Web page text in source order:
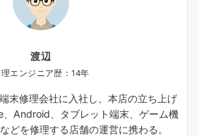
渡辺
エンジニア歴：14年
末修理会社に入社し、本店の立ち上げ
Android、タブレット端末、ゲーム機
どを修理する店舗の運営に携わる。